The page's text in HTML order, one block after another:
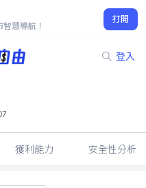
慧導航！
打開
登入
獲利能力 安全性分析